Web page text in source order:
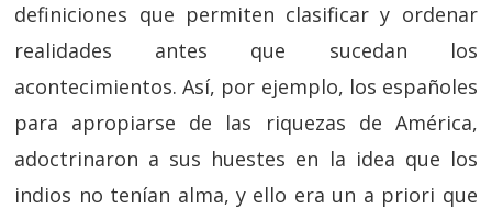
definiciones que permiten clasificar y ordenar
realidades antes que sucedan los
acontecimientos. Así, por ejemplo, los españoles
para apropiarse de las riquezas de América,
adoctrinaron a sus huestes en la idea que los
indios no tenían alma, y ello era un a priori que